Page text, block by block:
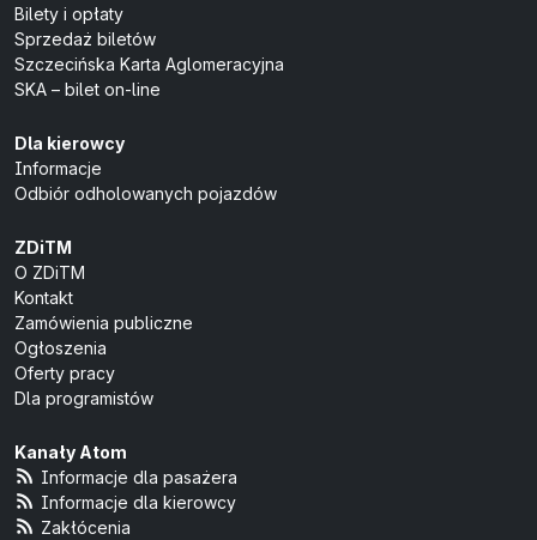
Bilety i opłaty
Sprzedaż biletów
Szczecińska Karta Aglomeracyjna
SKA – bilet on-line
Dla kierowcy
Informacje
Odbiór odholowanych pojazdów
ZDiTM
O ZDiTM
Kontakt
Zamówienia publiczne
Ogłoszenia
Oferty pracy
Dla programistów
Kanały Atom
Informacje dla pasażera
Informacje dla kierowcy
Zakłócenia